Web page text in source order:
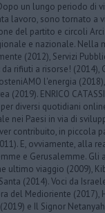
Dopo un lungo periodo di
lavoro, sono tornato a
del partito e circoli
e nazionale. Nella
(2012), Servizi
da rifiuti a risorse! (2014),
l'energia
(2019). ENRICO
diversi quotidiani
nei Paesi in via di
contribuito, in piccola
E, ovviamente, alla
e Gerusalemme. Gli
ultimo viaggio (2009),
(2014). Voci da
del Medioriente (2017),
e Il Signor